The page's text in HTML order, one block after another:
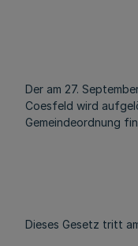
Der am 27.
Coesfeld wird
Gemeindeordnung
Dieses Gesetz tritt